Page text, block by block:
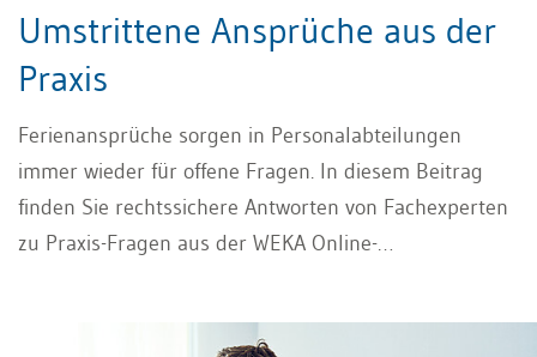
Umstrittene Ansprüche aus der
Praxis
Ferienansprüche sorgen in Personalabteilungen
immer wieder für offene Fragen. In diesem Beitrag
finden Sie rechtssichere Antworten von Fachexperten
zu Praxis-Fragen aus der WEKA Online-